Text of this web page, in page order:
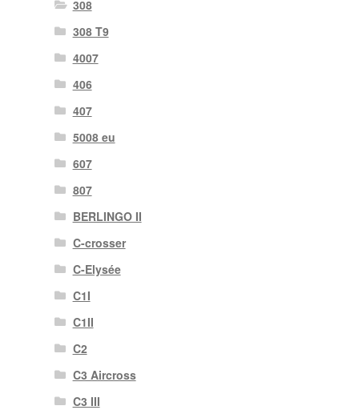
308
308 T9
4007
406
407
5008 eu
607
807
BERLINGO II
C-crosser
C-Elysée
C1I
C1II
C2
C3 Aircross
C3 III